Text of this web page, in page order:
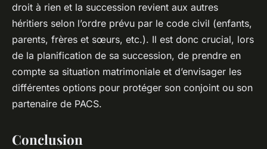
droit à rien et la succession revient aux autres
héritiers selon l’ordre prévu par le code civil (enfants,
parents, frères et sœurs, etc.). Il est donc crucial, lors
de la planification de sa succession, de prendre en
compte sa situation matrimoniale et d’envisager les
différentes options pour protéger son conjoint ou son
partenaire de PACS.
Conclusion